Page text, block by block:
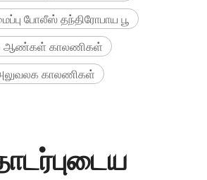
போலீஸ் தந்திரோபாய பூ
ஆண்கள் காலணிகள்
காலணிகள்